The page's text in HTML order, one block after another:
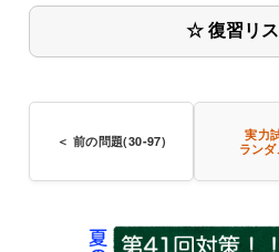
〇
長時間の
無酸素
☆ 復習リ
＜ 前の問題(30-97)
実力
ラン